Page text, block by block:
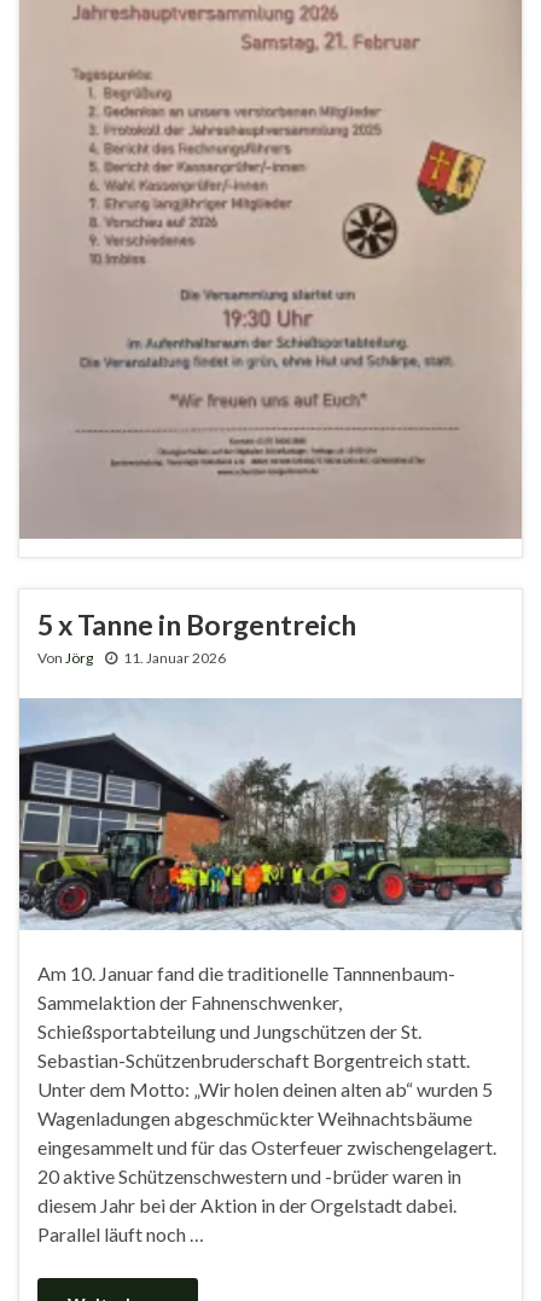
5 x Tanne in Borgentreich
Von Jörg 11. Januar 2026
Am 10. Januar fand die traditionelle Tannnenbaum-
Sammelaktion der Fahnenschwenker,
Schießsportabteilung und Jungschützen der St.
Sebastian-Schützenbruderschaft Borgentreich statt.
Unter dem Motto: „Wir holen deinen alten ab“ wurden 5
Wagenladungen abgeschmückter Weihnachtsbäume
eingesammelt und für das Osterfeuer zwischengelagert.
20 aktive Schützenschwestern und -brüder waren in
diesem Jahr bei der Aktion in der Orgelstadt dabei.
Parallel läuft noch …